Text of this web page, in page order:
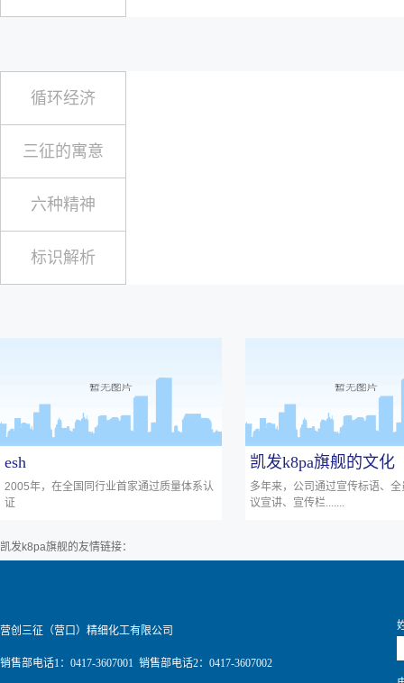
循环经济
三征的寓意
六种精神
标识解析
esh
2005年，在全国同行业首家通过质量体系认
证
凯发k8pa旗舰的文化
多年来，公司通过宣传标语、
议宣讲、宣传栏.......
凯发k8pa旗舰的友情链接：
营创三征（营口）精细化工有限公司
销售部电话1：0417-3607001 销售部电话2：0417-3607002